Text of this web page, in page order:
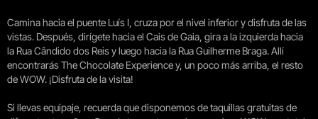
Camina hacia el puente Luís I, cruza por el nivel inferior y disfruta de las
vistas. Después, dirígete hacia el Cais de Gaia, gira a la izquierda hacia
la Rua Cândido dos Reis y luego hacia la Rua Guilherme Braga. Allí
encontrarás The Chocolate Experience y, un poco más arriba, el resto
de WOW. ¡Disfruta de la visita!
Si llevas equipaje, recuerda que disponemos de taquillas gratuitas de